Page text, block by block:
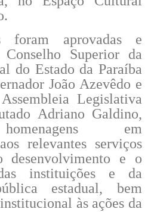
foram aprovadas e
Superior da
do Estado da Paraíba
João Azevêdo e
Legislativa
Adriano Galdino,
em
relevantes serviços
desenvolvimento e o
instituições e da
estadual, bem
às ações da